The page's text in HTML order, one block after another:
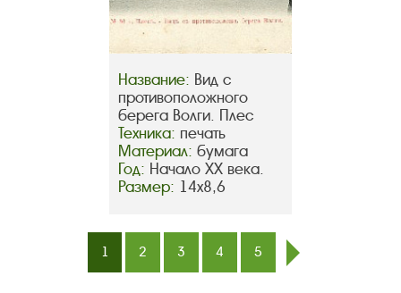
Название: Вид с
противоположного
берега Волги. Плес
Техника: печать
Материал: бумага
Год: Начало ХХ века.
Размер: 14х8,6
1 2 3 4
5